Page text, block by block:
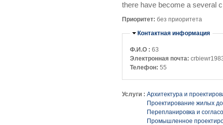
there have become a several
Приоритет: без приоритета
Убрать
Контактная информация
Ф.И.О : 63
Электронная почта:
Телефон: 55
Услуги : Архитектура и
Проектирование жилых
Перепланировка и
Промышленное